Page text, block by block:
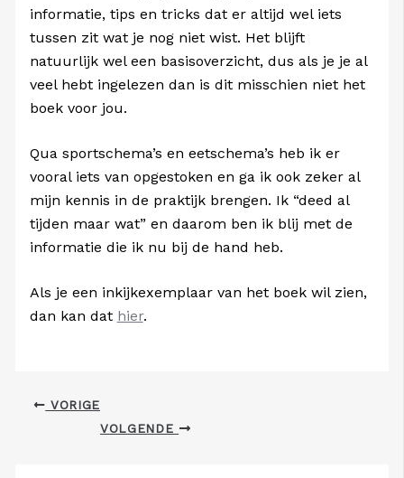
informatie, tips en tricks dat er altijd wel iets
tussen zit wat je nog niet wist. Het blijft
natuurlijk wel een basisoverzicht, dus als je je al
veel hebt ingelezen dan is dit misschien niet het
boek voor jou.
Qua sportschema’s en eetschema’s heb ik er
vooral iets van opgestoken en ga ik ook zeker al
mijn kennis in de praktijk brengen. Ik “deed al
tijden maar wat” en daarom ben ik blij met de
informatie die ik nu bij de hand heb.
Als je een inkijkexemplaar van het boek wil zien,
dan kan dat hier.
VORIGE
VOLGENDE